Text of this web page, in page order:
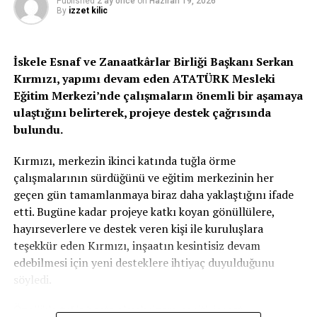
By izzet kilic
İskele Esnaf ve Zanaatkârlar Birliği Başkanı Serkan
Kırmızı, yapımı devam eden ATATÜRK Mesleki
Eğitim Merkezi’nde çalışmaların önemli bir aşamaya
ulaştığını belirterek, projeye destek çağrısında
bulundu.
Kırmızı, merkezin ikinci katında tuğla örme
çalışmalarının sürdüğünü ve eğitim merkezinin her
geçen gün tamamlanmaya biraz daha yaklaştığını ifade
etti. Bugüne kadar projeye katkı koyan gönüllülere,
hayırseverlere ve destek veren kişi ile kuruluşlara
teşekkür eden Kırmızı, inşaatın kesintisiz devam
edebilmesi için yeni desteklere ihtiyaç duyulduğunu
söyledi.
Özellikle tuğla başta olmak üzere çeşitli inşaat